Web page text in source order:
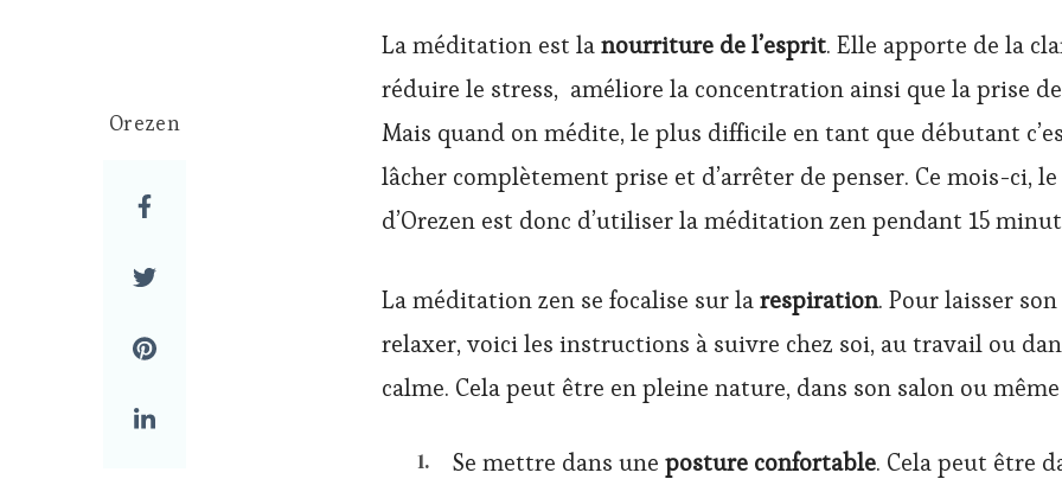
Orezen
La méditation est lanourriture de l’esprit. Elle apporte de la
réduire le stress, améliore la concentration ainsi que la prise
Mais quand on médite, le plus difficile en tant que débutant
lâcher complètement prise et d’arrêter de penser. Ce mois-ci,
d’Orezen est donc d’utiliser la méditation zen pendant 15
La méditation zen se focalise sur larespiration. Pour laisser
relaxer, voici les instructions à suivre chez soi, au travail ou
calme. Cela peut être en pleine nature, dans son salon ou
Se mettre dans une posture confortable. Cela peut être